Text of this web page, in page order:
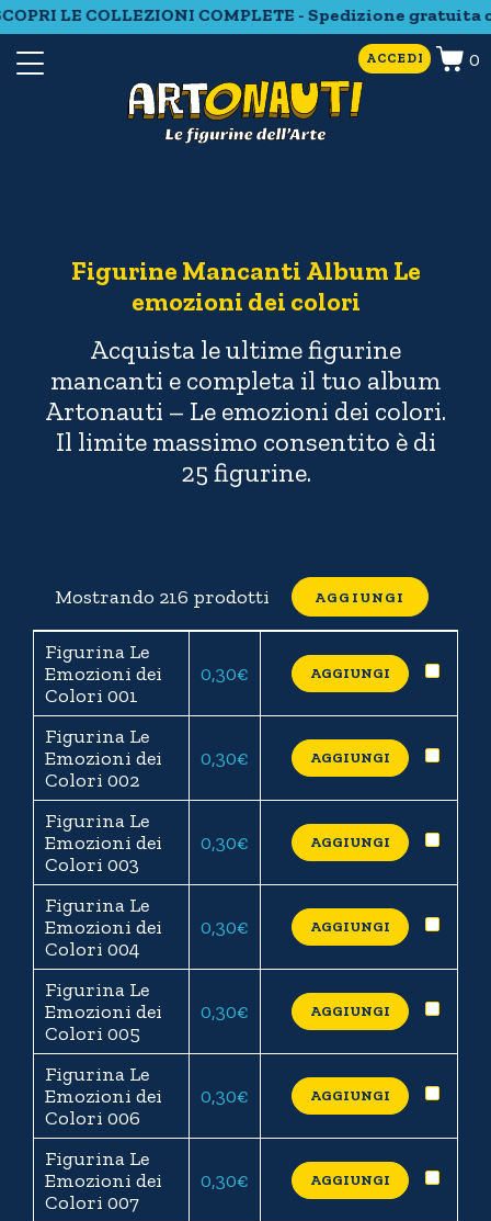
LE COLLEZIONI COMPLETE - Spedizione gratuita
ACCEDI 0
Figurine Mancanti Album Le
emozioni dei colori
Acquista le ultime figurine
mancanti e completa il tuo album
Artonauti – Le emozioni dei colori.
Il limite massimo consentito è di
25 figurine.
Mostrando 216 prodotti
Figurina Le
Emozioni dei
Colori 001
0,30€ AGGIUNGI
Figurina Le
Emozioni dei
Colori 002
0,30€ AGGIUNGI
Figurina Le
Emozioni dei
Colori 003
0,30€ AGGIUNGI
Figurina Le
Emozioni dei
Colori 004
0,30€ AGGIUNGI
Figurina Le
Emozioni dei
Colori 005
0,30€ AGGIUNGI
Figurina Le
Emozioni dei
Colori 006
0,30€ AGGIUNGI
Figurina Le
Emozioni dei
Colori 007
0,30€ AGGIUNGI